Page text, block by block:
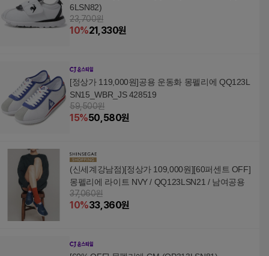
6LSN82)
23,700원
10%21,330원
[정상가 119,000원]공용 운동화 몽펠리에 QQ123L
SN15_WBR_JS 428519
59,500원
15%50,580원
(신세계강남점)[정상가 109,000원][60퍼센트 OFF]
몽펠리에 라이트 NVY / QQ123LSN21 / 남여공용
37,060원
10%33,360원